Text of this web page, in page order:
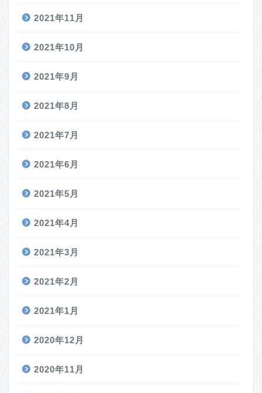
2021年11月
2021年10月
2021年9月
2021年8月
2021年7月
2021年6月
2021年5月
2021年4月
2021年3月
2021年2月
2021年1月
2020年12月
2020年11月